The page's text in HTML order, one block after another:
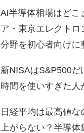
AI半導体相場はどこ
ア・東京エレクト
分野を初心者向けに
新NISAはS&P500だ
時間を使いすぎた人
日経平均は最高値
上がらない？半導